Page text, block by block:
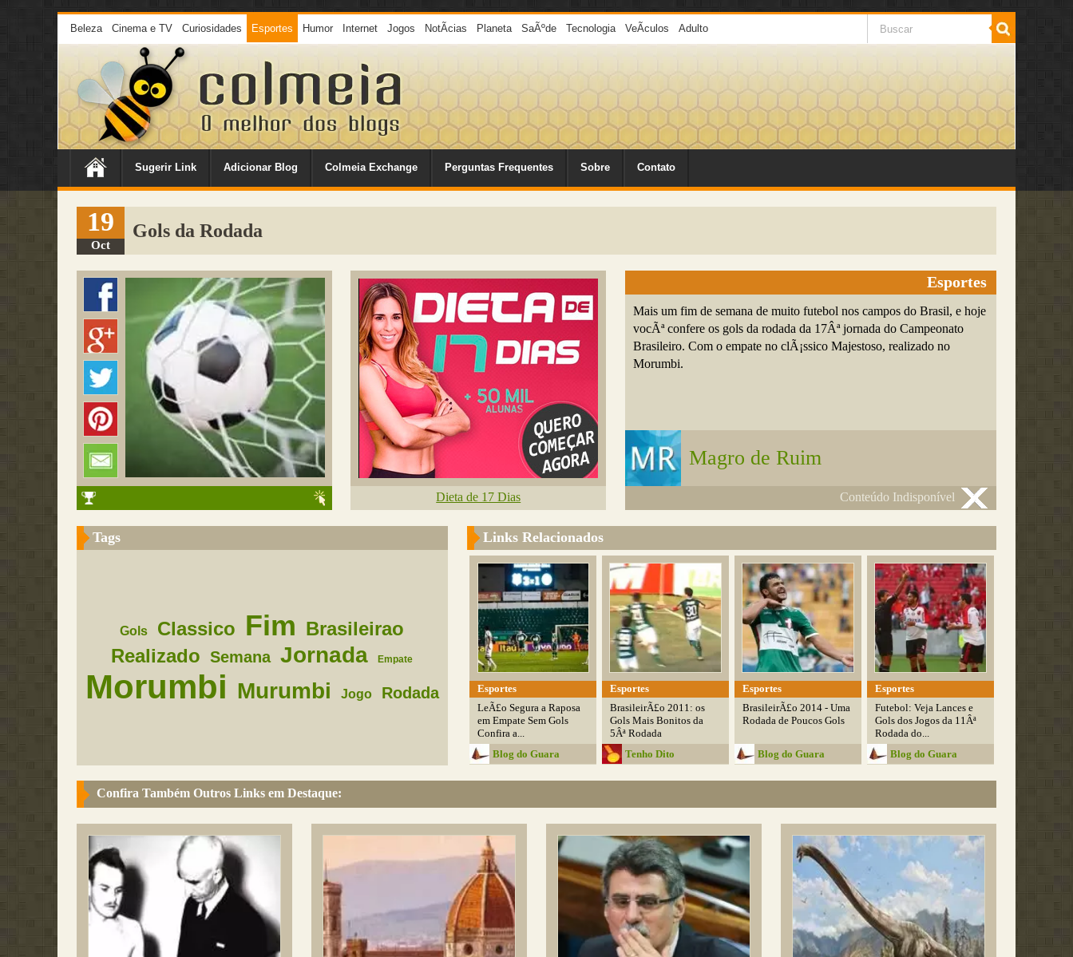
Beleza Cinema e TV Curiosidades Esportes Humor Internet Jogos NotÃ­cias Planeta SaÃºde Tecnologia VeÃ­culos Adulto
Sugerir Link Adicionar Blog Colmeia Exchange Perguntas Frequentes Sobre Contato
19
Oct
Gols da Rodada
Dieta de 17 Dias
Esportes
Mais um fim de semana de muito futebol nos campos do Brasil, e hoje
vocÃª confere os gols da rodada da 17Âª jornada do Campeonato
Brasileiro. Com o empate no clÃ¡ssico Majestoso, realizado no
Morumbi.
Magro de Ruim
Conteúdo Indisponível
Tags
Gols Classico Fim Brasileirao
Realizado
Semana Jornada Empate
Morumbi Murumbi Jogo Rodada
Links Relacionados
Esportes
LeÃ£o Segura a Raposa
em Empate Sem Gols
Confira a...
Blog do Guara
Esportes
BrasileirÃ£o 2011: os
Gols Mais Bonitos da
5Âª Rodada
Tenho Dito
Esportes
BrasileirÃ£o 2014 - Uma
Rodada de Poucos Gols
Blog do Guara
Esportes
Futebol: Veja Lances e
Gols dos Jogos da 11Âª
Rodada do...
Blog do Guara
Confira Também Outros Links em Destaque: